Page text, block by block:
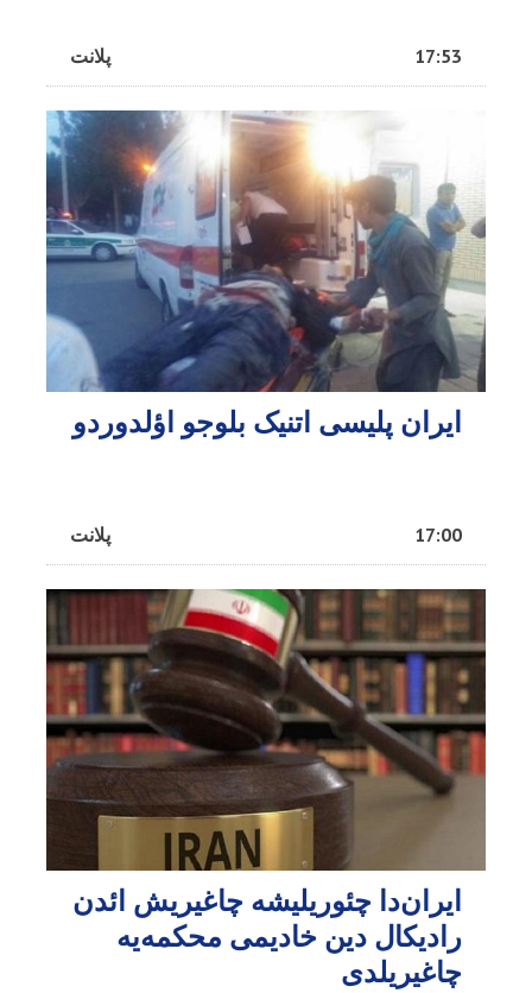
پلانت 17:53
ایران پلیسی اتنیک بلوجو اؤلدوردو
پلانت 17:00
ایران‌دا چئوریلیشه چاغیریش ائد‌ن
رادیکال دین خادیمی محکمه‌یه
چاغیریلدی